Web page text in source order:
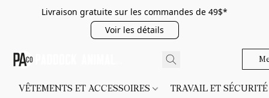
Livraison gratuite sur les commandes de 49$*
Voir les détails
VÊTEMENTS ET ACCESSOIRES TRAVAIL ET